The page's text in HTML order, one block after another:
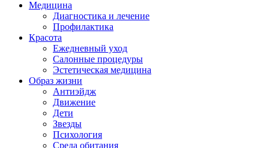
Медицина
Диагностика и лечение
Профилактика
Красота
Ежедневный уход
Салонные процедуры
Эстетическая медицина
Образ жизни
Антиэйдж
Движение
Дети
Звезды
Психология
Среда обитания